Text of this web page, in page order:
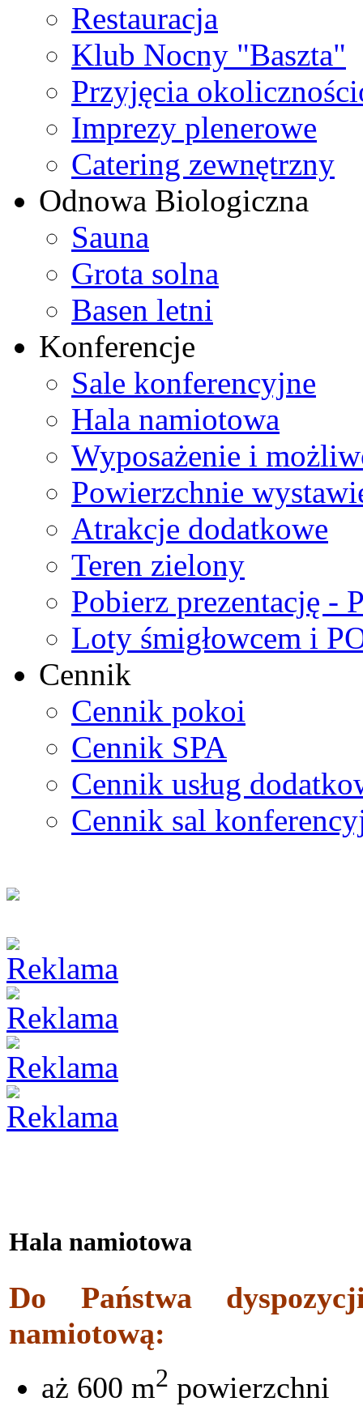
Restauracja
Klub Nocny "Baszta"
Przyjęcia
Imprezy plenerowe
Catering zewnętrzny
Odnowa Biologiczna
Sauna
Grota solna
Basen letni
Konferencje
Sale konferencyjne
Hala namiotowa
Wyposażenie i
Powierzchnie
Atrakcje dodatkowe
Teren zielony
Pobierz prezentację -
Loty śmigłowcem i
Cennik
Cennik pokoi
Cennik SPA
Cennik usług
Cennik sal
Hala namiotowa
Do Państwa
namiotową:
aż 600 m2 powierzchni